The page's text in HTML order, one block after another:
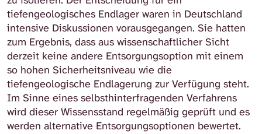
tiefengeologisches Endlager waren in Deutschland
intensive Diskussionen vorausgegangen. Sie hatten
zum Ergebnis, dass aus wissenschaftlicher Sicht
derzeit keine andere Entsorgungsoption mit einem
so hohen Sicherheitsniveau wie die
tiefengeologische Endlagerung zur Verfügung steht.
Im Sinne eines selbsthinterfragenden Verfahrens
wird dieser Wissensstand regelmäßig geprüft und es
werden alternative Entsorgungsoptionen bewertet.